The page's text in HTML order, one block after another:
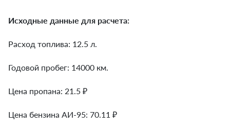
Исходные данные для расчета:
Расход топлива: 12.5 л.
Годовой пробег: 14000 км.
Цена пропана: 21.5 ₽
Цена бензина АИ-95: 70.11 ₽